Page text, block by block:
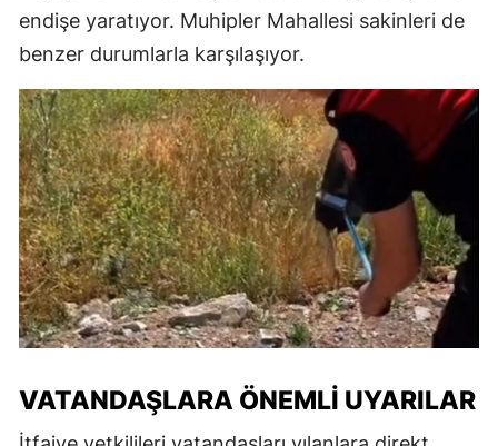
endişe yaratıyor. Muhipler Mahallesi sakinleri de
benzer durumlarla karşılaşıyor.
VATANDAŞLARA ÖNEMLI UYARILAR